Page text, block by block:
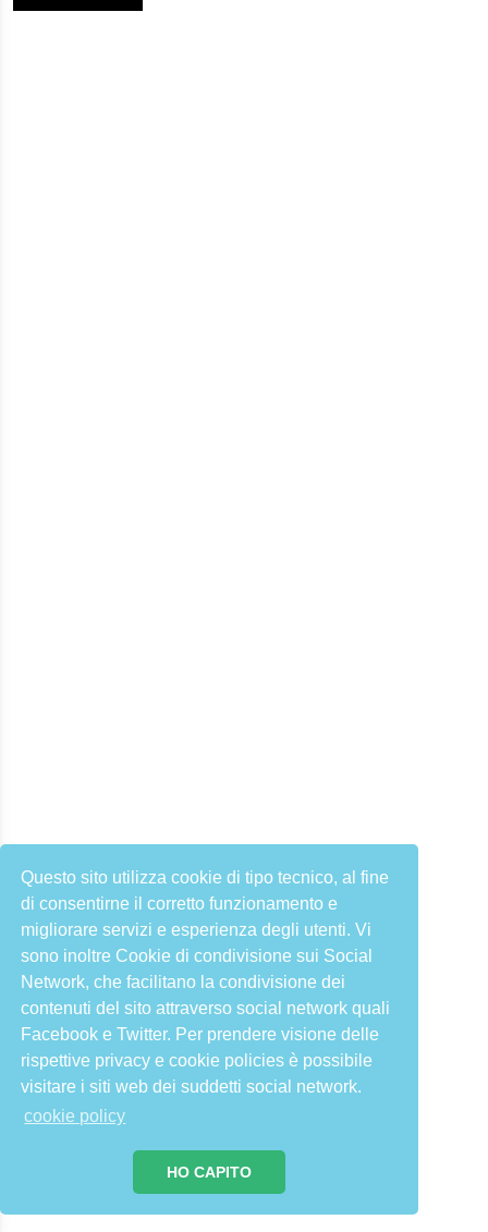
Questo sito utilizza cookie di tipo tecnico, al fine
di consentirne il corretto funzionamento e
migliorare servizi e esperienza degli utenti. Vi
sono inoltre Cookie di condivisione sui Social
Network, che facilitano la condivisione dei
contenuti del sito attraverso social network quali
Facebook e Twitter. Per prendere visione delle
rispettive privacy e cookie policies è possibile
visitare i siti web dei suddetti social network.
cookie policy
HO CAPITO